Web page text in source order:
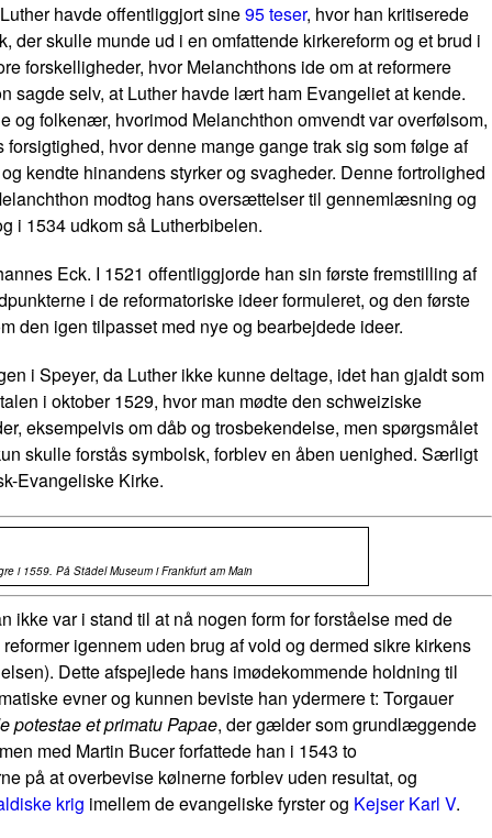
havde offentliggjort sine95 teser, hvor han kritiserede
der skulle munde ud i en omfattende kirkereform og et brud i
forskelligheder, hvor Melanchthons ide om at reformere
sagde selv, at Luther havde lært ham Evangeliet at kende.
folkenær, hvorimod Melanchthon omvendt var overfølsom,
hvor denne mange gange trak sig som følge af
kendte hinandens styrker og svagheder. Denne fortrolighed
modtog hans oversættelser til gennemlæsning og
i 1534 udkom så Lutherbibelen.
Eck. I 1521 offentliggjorde han sin første fremstilling af
i de reformatoriske ideer formuleret, og den første
den igen tilpasset med nye og bearbejdede ideer.
i Speyer, da Luther ikke kunne deltage, idet han gjaldt som
i oktober 1529, hvor man mødte den schweiziske
eksempelvis om dåb og trosbekendelse, men spørgsmålet
skulle forstås symbolsk, forblev en åben uenighed. Særligt
Evangeliske Kirke.
i 1559. På Städel Museum i Frankfurt am Main
var i stand til at nå nogen form for forståelse med de
igennem uden brug af vold og dermed sikre kirkens
Dette afspejlede hans imødekommende holdning til
evner og kunnen beviste han ydermere t: Torgauer
potestae et primatu Papae, der gælder som grundlæggende
med Martin Bucer forfattede han i 1543 to
på at overbevise kølnerne forblev uden resultat, og
krig imellem de evangeliske fyrster og Kejser Karl V.